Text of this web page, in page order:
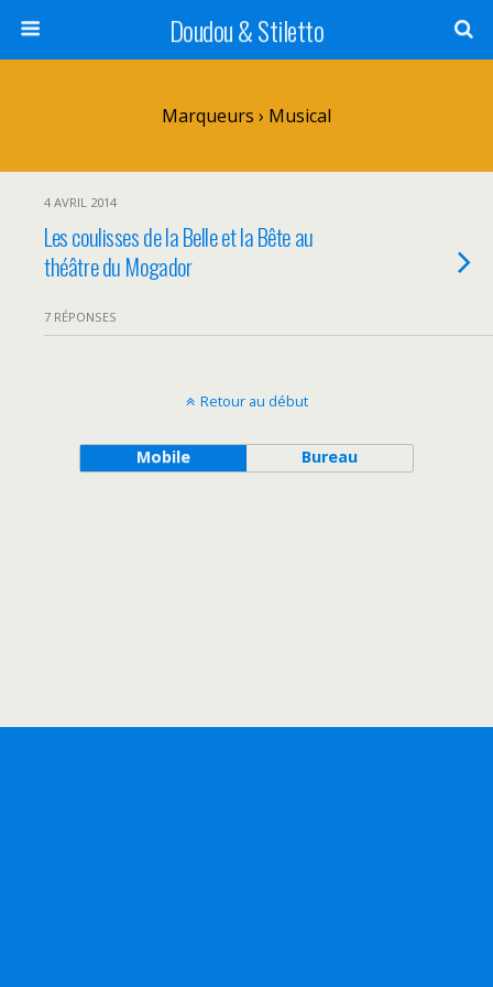
Doudou & Stiletto
Marqueurs › Musical
4 AVRIL 2014
Les coulisses de la Belle et la Bête au
théâtre du Mogador
7 RÉPONSES
Retour au début
Mobile Bureau